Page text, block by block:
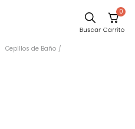
0
Cepillos de Baño